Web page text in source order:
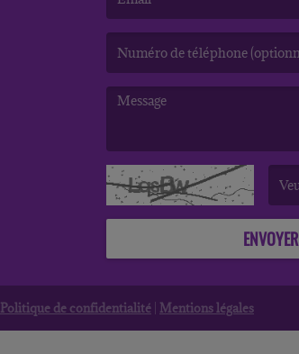
ENVOYER
Politique de confidentialité Mentions légales